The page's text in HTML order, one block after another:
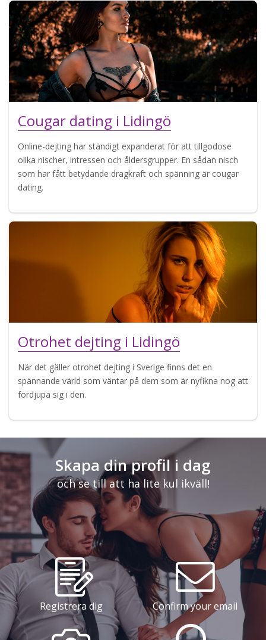
Cougar dating i Lidingö
Online-dejting har ständigt expanderat för att tillgodose
olika nischer, intressen och åldersgrupper. En sådan nisch
som har fått betydande dragkraft och spänning är cougar
dating.
Otrohet dejting i Lidingö
När det gäller otrohet dejting i Sverige finns det en
spännande värld som väntar på dem som är nyfikna nog att
fördjupa sig i den.
Skapa din profil i dag
och se till att ha lite kul ikväll!
Registrera dig Confirm your email